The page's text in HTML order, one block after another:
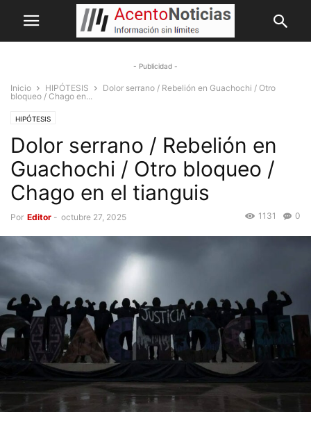
- Publicidad -
Inicio HIPÓTESIS
Dolor serrano / Rebelión en Guachochi / Otro
bloqueo / Chago en...
HIPÓTESIS
Dolor serrano / Rebelión en
Guachochi / Otro bloqueo /
Chago en el tianguis
Por Editor - octubre 27, 2025 0
1131